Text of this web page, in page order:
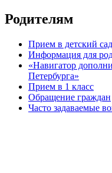
Родителям
Прием в детский сад
Информация для
«Навигатор
Петербурга»
Прием в 1 класс
Обращение граждан
Часто задаваемые